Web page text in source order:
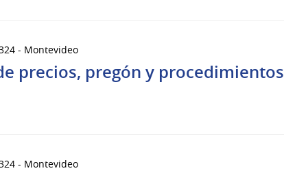
- Montevideo
precios, pregón y procedimientos
- Montevideo